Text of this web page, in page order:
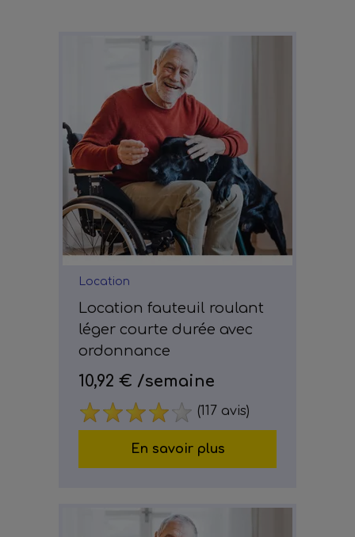
Location
Location fauteuil roulant
léger courte durée avec
ordonnance
10,92 € /semaine
(117 avis)
En savoir plus